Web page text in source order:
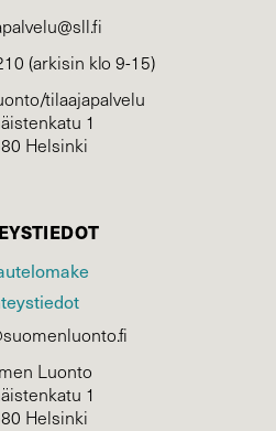
(arkisin klo 9-15)
tilaajapalvelu
1
Helsinki
Luonto
1
Helsinki